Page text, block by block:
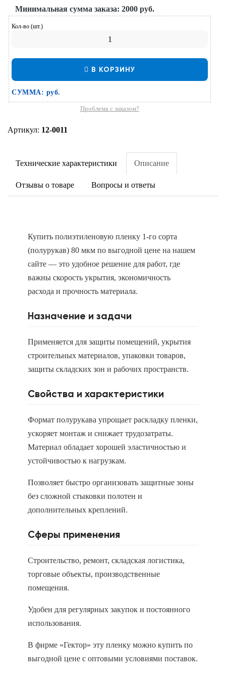
Минимальная сумма заказа: 2000 руб.
Кол-во (шт.)
В КОРЗИНУ
СУММА: руб.
Проблема с заказом?
Артикул: 12-0011
Технические характеристики Описание
Отзывы о товаре Вопросы и ответы
Купить полиэтиленовую пленку 1-го сорта
(полурукав) 80 мкм по выгодной цене на нашем
сайте — это удобное решение для работ, где
важны скорость укрытия, экономичность
расхода и прочность материала.
Назначение и задачи
Применяется для защиты помещений, укрытия
строительных материалов, упаковки товаров,
защиты складских зон и рабочих пространств.
Свойства и характеристики
Формат полурукава упрощает раскладку пленки,
ускоряет монтаж и снижает трудозатраты.
Материал обладает хорошей эластичностью и
устойчивостью к нагрузкам.
Позволяет быстро организовать защитные зоны
без сложной стыковки полотен и
дополнительных креплений.
Сферы применения
Строительство, ремонт, складская логистика,
торговые объекты, производственные
помещения.
Удобен для регулярных закупок и постоянного
использования.
В фирме «Гектор» эту пленку можно купить по
выгодной цене с оптовыми условиями поставок.